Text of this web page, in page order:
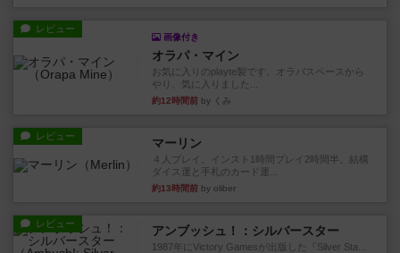
レビュー
画像付き
オラパ・マイン
お気に入りのplayte製です。オラパスペースから
やり、気に入りました...
約12時間前 by くみ
レビュー マーリン
４人プレイ。インスト1時間プレイ2時間半。結構
ダイス運と手札のカード運...
約13時間前 by oliber
レビュー アンブッシュ！：シルバースター
1987年にVictory Gamesが出版した『Silver Sta...